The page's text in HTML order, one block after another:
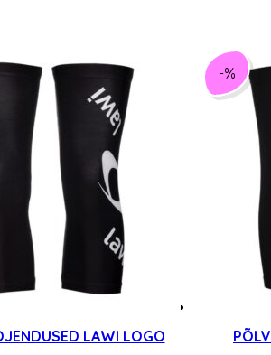
LAWI LOGO
-%